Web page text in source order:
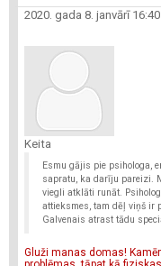
2020. gada 8. janvārī 16:40
Keita
Esmu gājis pie psihologa,
sapratu, ka darīju pareizi.
viegli atklāti runāt.
attieksmes, tam dēļ viņš ir
Galvenais atrast tādu
Gluži manas domas!